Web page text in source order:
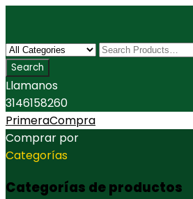
Llamanos
3146158260
PrimeraCompra
Comprar por
Categorías
Categorías de productos